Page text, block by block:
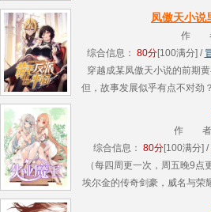
中的至高女武神，一个不
凤傲天小说
作
综合信息： 80分[100满分] /
穿越成某凤傲天小说的前期
但，故事发展似乎有点不对劲
有赶到？ 主角的青梅竹马高
作 者
综合信息： 80分[100满分] /
（每四周更一次，周五晚9
埃尔金的传奇剑豪，威名与荣
生活所迫堕落下海，做起了